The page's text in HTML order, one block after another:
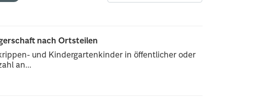
nach Ortsteilen
und Kindergartenkinder in öffentlicher oder
an...